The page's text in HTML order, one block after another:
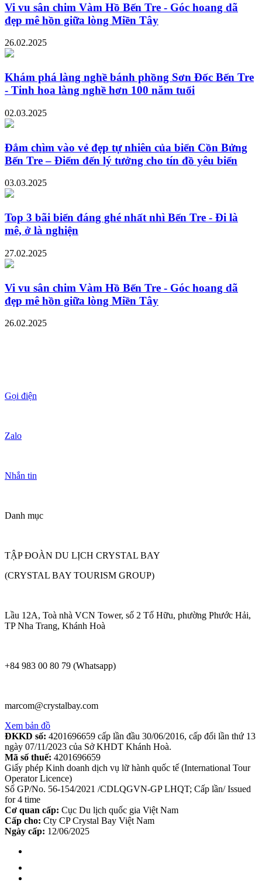
Vi vu sân chim Vàm Hồ Bến Tre - Góc hoang dã
đẹp mê hồn giữa lòng Miền Tây
26.02.2025
Khám phá làng nghề bánh phồng Sơn Đốc Bến Tre
- Tinh hoa làng nghề hơn 100 năm tuổi
02.03.2025
Đắm chìm vào vẻ đẹp tự nhiên của biển Cồn Bửng
Bến Tre – Điểm đến lý tưởng cho tín đồ yêu biển
03.03.2025
Top 3 bãi biển đáng ghé nhất nhì Bến Tre - Đi là
mê, ở là nghiện
27.02.2025
Vi vu sân chim Vàm Hồ Bến Tre - Góc hoang dã
đẹp mê hồn giữa lòng Miền Tây
26.02.2025
Gọi điện
Zalo
Nhắn tin
Danh mục
TẬP ĐOÀN DU LỊCH CRYSTAL BAY
(CRYSTAL BAY TOURISM GROUP)
Lầu 12A, Toà nhà VCN Tower, số 2 Tố Hữu, phường Phước Hải,
TP Nha Trang, Khánh Hoà
+84 983 00 80 79 (Whatsapp)
marcom@crystalbay.com
Xem bản đồ
ĐKKD số: 4201696659 cấp lần đầu 30/06/2016, cấp đổi lần thứ 13
ngày 07/11/2023 của Sở KHDT Khánh Hoà.
Mã số thuế: 4201696659
Giấy phép Kinh doanh dịch vụ lữ hành quốc tế (International Tour
Operator Licence)
Số GP/No. 56-154/2021 /CDLQGVN-GP LHQT; Cấp lần/ Issued
for 4 time
Cơ quan cấp: Cục Du lịch quốc gia Việt Nam
Cấp cho: Cty CP Crystal Bay Việt Nam
Ngày cấp: 12/06/2025